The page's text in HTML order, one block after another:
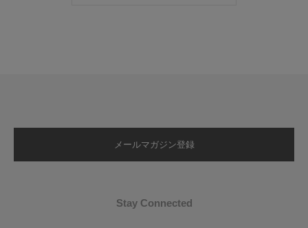
メールマガジン登録
Stay Connected